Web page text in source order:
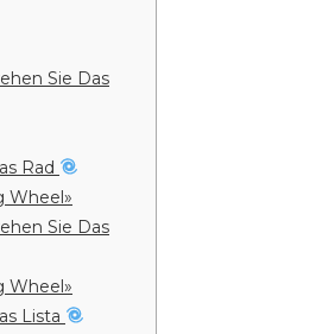
Sie Das
Rad
Wheel»
Sie Das
Wheel»
Lista